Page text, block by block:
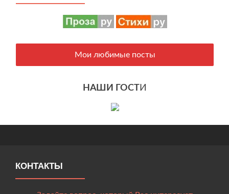
Мои любимые посты
НАШИ ГОСТИ
КОНТАКТЫ